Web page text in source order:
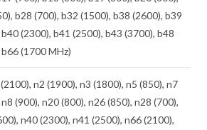
b28 (700), b32 (1500), b38 (2600), b39
(2300), b41 (2500), b43 (3700), b48
(1700 MHz)
n2 (1900), n3 (1800), n5 (850), n7
(900), n20 (800), n26 (850), n28 (700),
n40 (2300), n41 (2500), n66 (2100),